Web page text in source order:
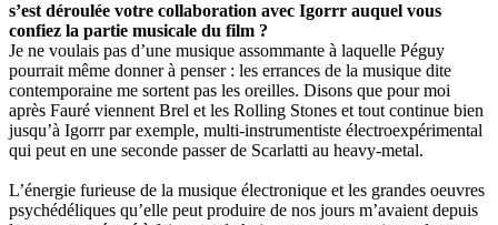
s’est déroulée votre collaboration avec Igorrr auquel vous
confiez la partie musicale du film ?
Je ne voulais pas d’une musique assommante à laquelle Péguy
pourrait même donner à penser : les errances de la musique dite
contemporaine me sortent pas les oreilles. Disons que pour moi
après Fauré viennent Brel et les Rolling Stones et tout continue bien
jusqu’à Igorrr par exemple, multi-instrumentiste électroexpérimental
qui peut en une seconde passer de Scarlatti au heavy-metal.
L’énergie furieuse de la musique électronique et les grandes oeuvres
psychédéliques qu’elle peut produire de nos jours m’avaient depuis